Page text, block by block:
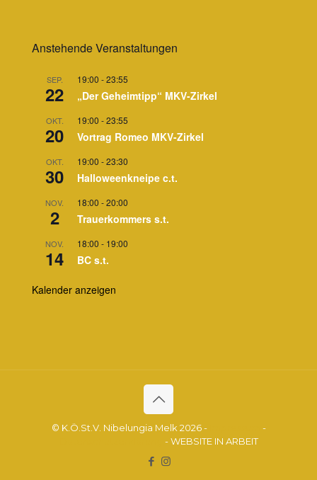
Anstehende Veranstaltungen
SEP.
22
19:00 -23:55
„Der Geheimtipp“ MKV-Zirkel
OKT.
20
19:00 -23:55
Vortrag Romeo MKV-Zirkel
OKT.
30
19:00 -23:30
Halloweenkneipe c.t.
NOV.
2
18:00 -20:00
Trauerkommers s.t.
NOV.
14
18:00 - 19:00
BC s.t.
Kalender anzeigen
© K.Ö.St.V. Nibelungia Melk 2026 -
-
- WEBSITE IN ARBEIT